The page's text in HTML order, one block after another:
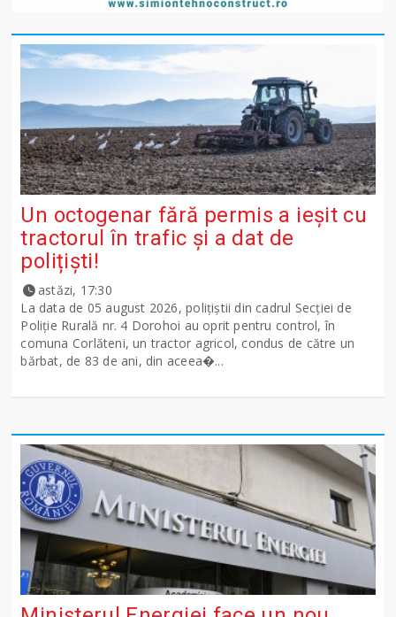
Un octogenar fără permis a ieșit cu
tractorul în trafic și a dat de
polițiști!
astăzi, 17:30
La data de 05 august 2026, polițiștii din cadrul Secției de
Poliție Rurală nr. 4 Dorohoi au oprit pentru control, în
comuna Corlăteni, un tractor agricol, condus de către un
bărbat, de 83 de ani, din aceea�...